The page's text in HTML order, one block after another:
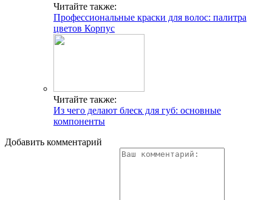
Читайте также:
Профессиональные краски для волос: палитра
цветов Корпус
Читайте также:
Из чего делают блеск для губ: основные
компоненты
Добавить комментарий